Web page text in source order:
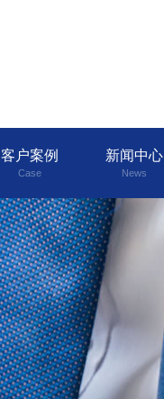
客户案例
Case
新闻中心
News